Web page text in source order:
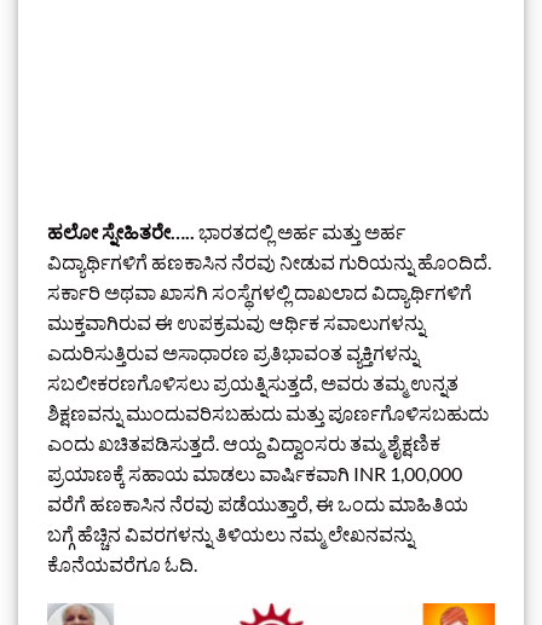
ಹಲೋ ಸ್ನೇಹಿತರೇ….. ಭಾರತದಲ್ಲಿ ಅರ್ಹ ಮತ್ತು ಅರ್ಹ
ವಿದ್ಯಾರ್ಥಿಗಳಿಗೆ ಹಣಕಾಸಿನ ನೆರವು ನೀಡುವ ಗುರಿಯನ್ನು ಹೊಂದಿದೆ.
ಸರ್ಕಾರಿ ಅಥವಾ ಖಾಸಗಿ ಸಂಸ್ಥೆಗಳಲ್ಲಿ ದಾಖಲಾದ ವಿದ್ಯಾರ್ಥಿಗಳಿಗೆ
ಮುಕ್ತವಾಗಿರುವ ಈ ಉಪಕ್ರಮವು ಆರ್ಥಿಕ ಸವಾಲುಗಳನ್ನು
ಎದುರಿಸುತ್ತಿರುವ ಅಸಾಧಾರಣ ಪ್ರತಿಭಾವಂತ ವ್ಯಕ್ತಿಗಳನ್ನು
ಸಬಲೀಕರಣಗೊಳಿಸಲು ಪ್ರಯತ್ನಿಸುತ್ತದೆ, ಅವರು ತಮ್ಮ ಉನ್ನತ
ಶಿಕ್ಷಣವನ್ನು ಮುಂದುವರಿಸಬಹುದು ಮತ್ತು ಪೂರ್ಣಗೊಳಿಸಬಹುದು
ಎಂದು ಖಚಿತಪಡಿಸುತ್ತದೆ. ಆಯ್ದ ವಿದ್ವಾಂಸರು ತಮ್ಮ ಶೈಕ್ಷಣಿಕ
ಪ್ರಯಾಣಕ್ಕೆ ಸಹಾಯ ಮಾಡಲು ವಾರ್ಷಿಕವಾಗಿ INR 1,00,000
ವರೆಗೆ ಹಣಕಾಸಿನ ನೆರವು ಪಡೆಯುತ್ತಾರೆ, ಈ ಒಂದು ಮಾಹಿತಿಯ
ಬಗ್ಗೆ ಹೆಚ್ಚಿನ ವಿವರಗಳನ್ನು ತಿಳಿಯಲು ನಮ್ಮ ಲೇಖನವನ್ನು
ಕೊನೆಯವರೆಗೂ ಓದಿ.